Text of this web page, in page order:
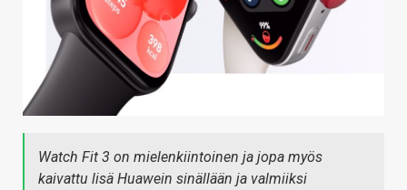
HAKU
Watch Fit 3 on mielenkiintoinen ja jopa myös
kaivattu lisä Huawein sinällään ja valmiiksi